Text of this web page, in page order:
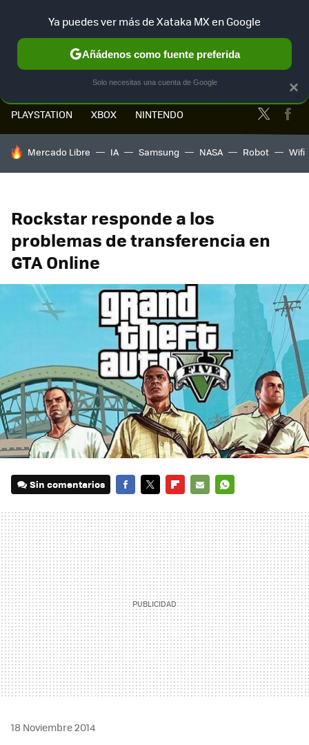
PLAYSTATION XBOX NINTENDO Twitter
HOY SE HABLA DE
Mercado Libre IA Samsung NASA Robot Wifi
Rockstar responde a los
problemas de transferencia en
GTA Online
Sin comentarios
MAIL
18 Noviembre 2014
×
Ya puedes ver más de Xataka MX en Google
Añádenos como fuente preferida
Solo necesitas una cuenta de Google